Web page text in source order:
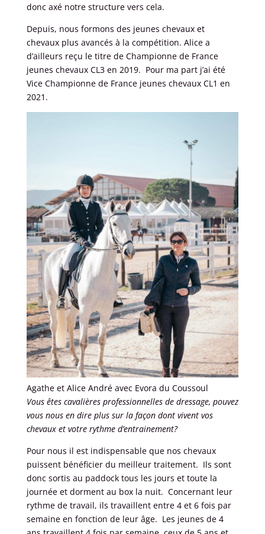
donc axé notre structure vers cela.
Depuis, nous formons des jeunes chevaux et
chevaux plus avancés à la compétition. Alice a
d’ailleurs reçu le titre de Championne de France
jeunes chevaux CL3 en 2019. Pour ma part j’ai été
Vice Championne de France jeunes chevaux CL1 en
2021.
Agathe et Alice André avec Evora du Coussoul
Vous êtes cavalières professionnelles de dressage, pouvez
vous nous en dire plus sur la façon dont vivent vos
chevaux et votre rythme d’entrainement?
Pour nous il est indispensable que nos chevaux
puissent bénéficier du meilleur traitement. Ils sont
donc sortis au paddock tous les jours et toute la
journée et dorment au box la nuit. Concernant leur
rythme de travail, ils travaillent entre 4 et 6 fois par
semaine en fonction de leur âge. Les jeunes de 4